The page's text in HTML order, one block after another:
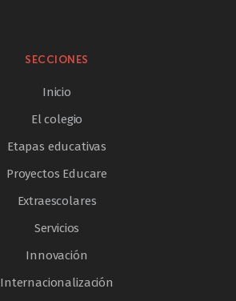
SECCIONES
Inicio
El colegio
Etapas educativas
Proyectos Educare
Extraescolares
Servicios
Innovación
Internacionalización